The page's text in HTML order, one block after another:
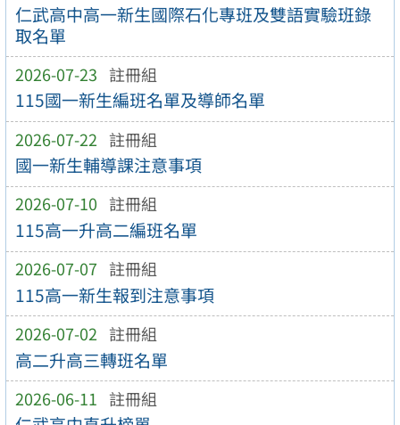
仁武高中高一新生國際石化專班及雙語實驗班錄
取名單
2026-07-23 註冊組
115國一新生編班名單及導師名單
2026-07-22 註冊組
國一新生輔導課注意事項
2026-07-10 註冊組
115高一升高二編班名單
2026-07-07 註冊組
115高一新生報到注意事項
2026-07-02 註冊組
高二升高三轉班名單
2026-06-11 註冊組